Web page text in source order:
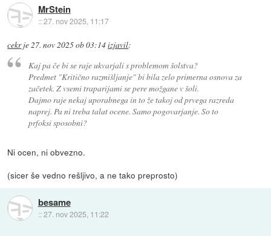
MrStein
::27. nov 2025, 11:17
cekrje27. nov 2025 ob 03:14izjavil:
Kaj pa če bi se raje ukvarjali s problemom šolstva?
Predmet "Kritično razmišljanje" bi bila zelo primerna osnova za
začetek. Z vsemi traparijami se pere možgane v šoli.
Dajmo raje nekaj uporabnega in to že takoj od prvega razreda
naprej. Pa ni treba talat ocene. Samo pogovarjanje. So to
prfoksi sposobni?
Ni ocen, ni obvezno.
(sicer še vedno rešljivo, a ne tako preprosto)
besame
::27. nov 2025, 11:22